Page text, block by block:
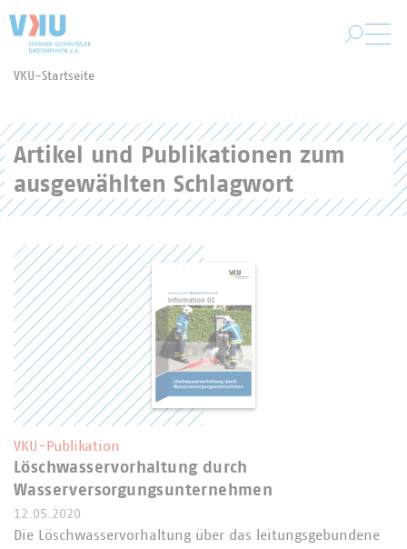
VKU-Startseite
Artikel und Publikationen zum
ausgewählten Schlagwort
VKU-Publikation
Löschwasservorhaltung durch
Wasserversorgungsunternehmen
12.05.2020
Die Löschwasservorhaltung über das leitungsgebundene